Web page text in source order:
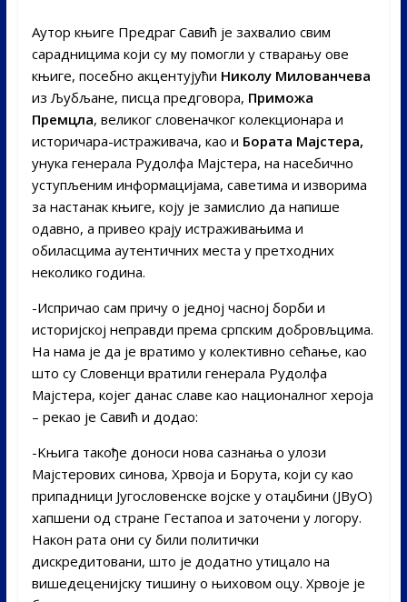
Аутор књиге Предраг Савић је захвалио свим
сарадницима који су му помогли у стварању ове
књиге, посебно акцентујући Николу Милованчева
из Љубљане, писца предговора, Приможа
Премцла, великог словеначког колекционара и
историчара-истраживача, као и Бората Мајстера,
унука генерала Рудолфа Мајстера, на насебично
уступљеним информацијама, саветима и изворима
за настанак књиге, коју је замислио да напише
одавно, а привео крају истраживањима и
обиласцима аутентичних места у претходних
неколико година.
-Испричао сам причу о једној часној борби и
историјској неправди према српским добровљцима.
На нама је да је вратимо у колективно сећање, као
што су Словенци вратили генерала Рудолфа
Мајстера, којег данас славе као националног хероја
– рекао је Савић и додао:
-Kњига такође доноси нова сазнања о улози
Мајстерових синова, Хрвоја и Борута, који су као
припадници Југословенске војске у отаџбини (ЈВуО)
хапшени од стране Гестапоа и заточени у логору.
Након рата они су били политички
дискредитовани, што је додатно утицало на
вишедеценијску тишину о њиховом оцу. Хрвоје је